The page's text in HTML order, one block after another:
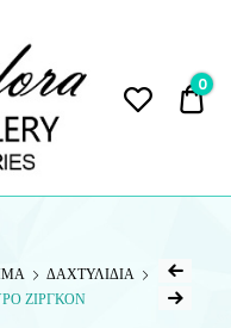
0
ΔΑΧΤΥΛΙΔΙΑ
ΖΙΡΓΚΟΝ